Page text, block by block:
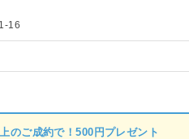
16
のご成約で！500円プレゼント